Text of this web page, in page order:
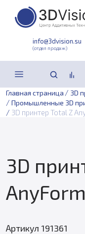
info@3dvision.su
(отдел продаж)
Главная страница / 3D
/ Промышленные 3D
/ 3D принтер Total Z
3D
Артикул 191361